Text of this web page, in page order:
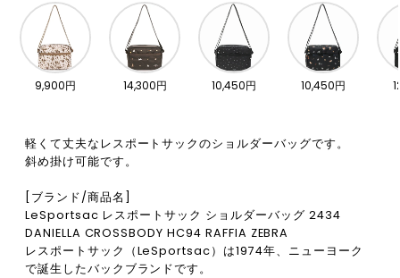
9,900円 14,300円 10,450円 10,450円
軽くて丈夫なレスポートサックのショルダーバッグです。
斜め掛け可能です。
[ブランド/商品名]
LeSportsac レスポートサック ショルダーバッグ 2434
DANIELLA CROSSBODY HC94 RAFFIA ZEBRA
レスポートサック（LeSportsac）は1974年、ニューヨーク
で誕生したバックブランドです。